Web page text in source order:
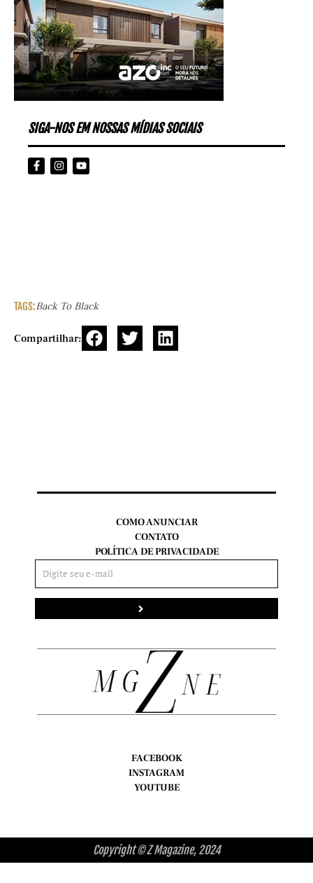
SIGA-NOS EM NOSSAS MÍDIAS SOCIAIS
TAGS:Back To Black
Compartilhar:
FACEBOOK
INSTAGRAM
YOUTUBE
COMO ANUNCIAR
CONTATO
POLÍTICA DE PRIVACIDADE
Copyright © Z Magazine, 2024